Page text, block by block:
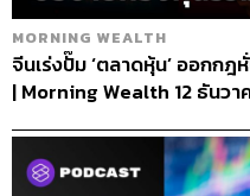
MORNING WEALTH
จีนเร่งปั๊ม ‘ตลาดหุ้น’ ออกก
| Morning Wealth 12 ธันวา